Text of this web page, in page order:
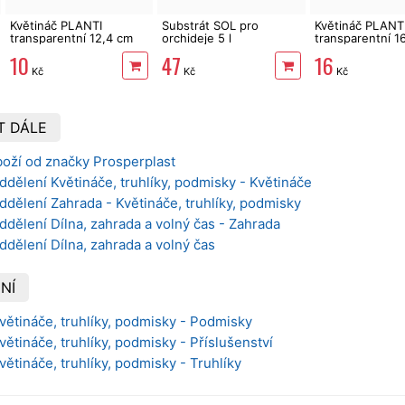
Květináč PLANTI
transparentní 12,4 cm
10 Kč
Substrát SOL pro
orchideje 5 l
47 Kč
Květináč
transparentní
16 Kč
DÁLE
od značky Prosperplast
Květináče, truhlíky, podmisky - Květináče
Zahrada - Květináče, truhlíky, podmisky
Dílna, zahrada a volný čas - Zahrada
Dílna, zahrada a volný čas
truhlíky, podmisky - Podmisky
truhlíky, podmisky - Příslušenství
truhlíky, podmisky - Truhlíky